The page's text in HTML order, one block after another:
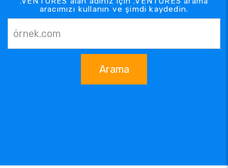
aracımızı kullanın ve şimdi kaydedin.
Arama